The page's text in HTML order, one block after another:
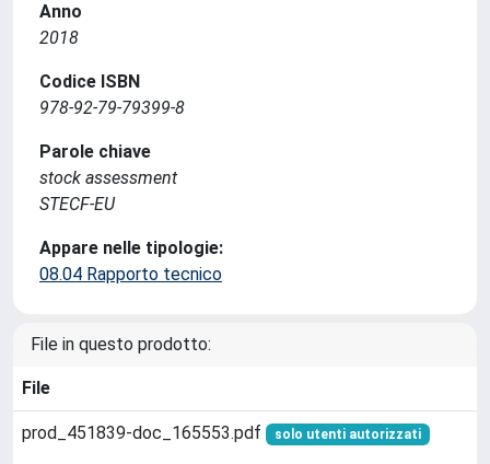
Anno
2018
Codice ISBN
978-92-79-79399-8
Parole chiave
stock assessment
STECF-EU
Appare nelle tipologie:
08.04 Rapporto tecnico
File in questo prodotto:
File
prod_451839-doc_165553.pdf solo utenti autorizzati